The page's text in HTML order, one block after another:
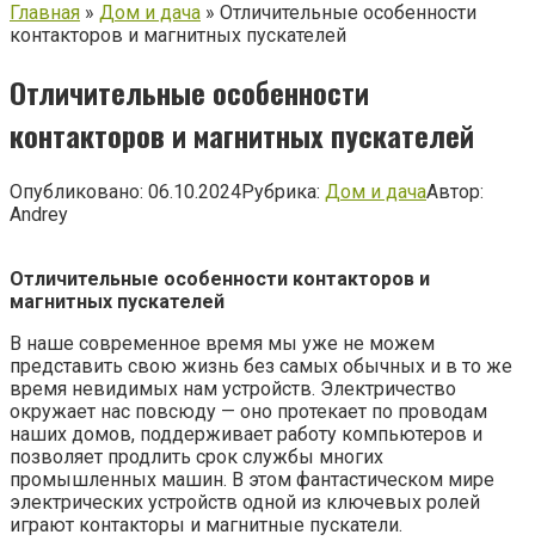
Главная » Дом и дача » Отличительные особенности
контакторов и магнитных пускателей
Отличительные особенности
контакторов и магнитных пускателей
Опубликовано: 06.10.2024Рубрика: Дом и дачаАвтор:
Andrey
Отличительные особенности контакторов и
магнитных пускателей
В наше современное время мы уже не можем
представить свою жизнь без самых обычных и в то же
время невидимых нам устройств. Электричество
окружает нас повсюду — оно протекает по проводам
наших домов, поддерживает работу компьютеров и
позволяет продлить срок службы многих
промышленных машин. В этом фантастическом мире
электрических устройств одной из ключевых ролей
играют контакторы и магнитные пускатели.